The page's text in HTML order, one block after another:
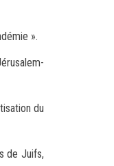
».
du
de Juifs,